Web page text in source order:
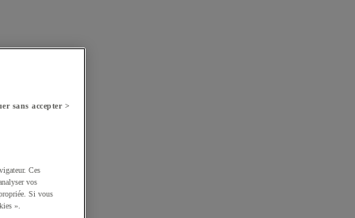
sans accepter >
Ces
vos
Si vous
».